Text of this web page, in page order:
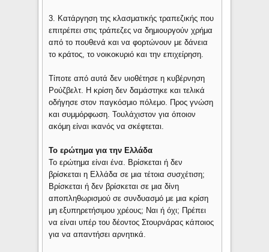
3. Κατάργηση της κλασματικής τραπεζικής που
επιτρέπει στις τράπεζες να δημιουργούν χρήμα
από το πουθενά και να φορτώνουν με δάνεια
το κράτος, το νοικοκυριό και την επιχείρηση.
Τίποτε από αυτά δεν υιοθέτησε η κυβέρνηση
Ρούζβελτ. Η κρίση δεν δαμάστηκε και τελικά
οδήγησε στον παγκόσμιο πόλεμο. Προς γνώση
και συμμόρφωση. Τουλάχιστον για όποιον
ακόμη είναι ικανός να σκέφτεται.
Το ερώτημα για την Ελλάδα
Το ερώτημα είναι ένα. Βρίσκεται ή δεν
βρίσκεται η Ελλάδα σε μια τέτοια συσχέτιση;
Βρίσκεται ή δεν βρίσκεται σε μια δίνη
αποπληθωρισμού σε συνδυασμό με μια κρίση
μη εξυπηρετήσιμου χρέους; Ναι ή όχι; Πρέπει
να είναι υπέρ του δέοντος Στουρνάρας κάποιος
για να απαντήσει αρνητικά.